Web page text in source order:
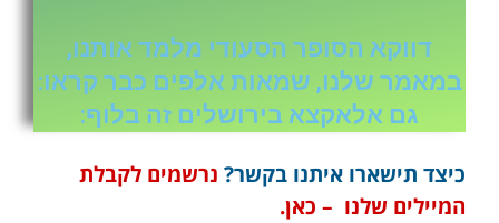
דווקא הסופר הסעודי מלמד אותנו,
במאמר שלנו, שמאות אלפים כבר קראו:
גם אלאקצא בירושלים זה בלוף:
כיצד תישארו איתנו בקשר? נרשמים לקבלת
המיילים שלנו – כאן.